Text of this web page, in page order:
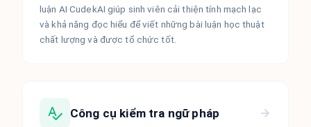
luận AI CudekAI giúp sinh viên cải thiện tính mạch lạc
và khả năng đọc hiểu để viết những bài luận học thuật
chất lượng và được tổ chức tốt.
Công cụ kiểm tra ngữ pháp